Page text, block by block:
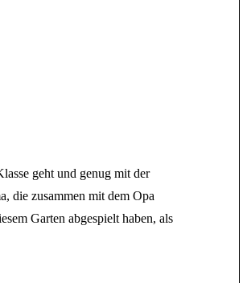
geht und genug mit der
die zusammen mit dem Opa
Garten abgespielt haben, als